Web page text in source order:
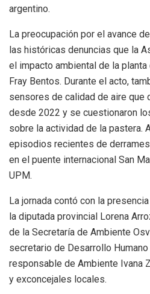
argentino.
La preocupación por el avance
las históricas denuncias que la
el impacto ambiental de la
Fray Bentos. Durante el acto,
sensores de calidad de aire que
desde 2022 y se cuestionaron
sobre la actividad de la pastera.
episodios recientes de
en el puente internacional San
UPM.
La jornada contó con la
la diputada provincial Lorena
de la Secretaría de Ambiente
secretario de Desarrollo
responsable de Ambiente Ivana
y exconcejales locales.